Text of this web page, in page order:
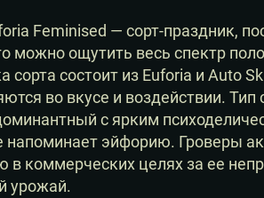
Feminised — сорт-праздник,
можно ощутить весь спектр
сорта состоит из Euforia и Auto
во вкусе и воздействии. Тип
с ярким
напоминает эйфорию. Гроверы
в коммерческих целях за ее
урожай.